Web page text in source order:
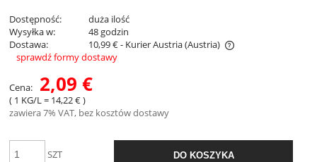
Dostępność:
duża ilość
Wysyłka w:
48 godzin
Dostawa:
10,99 €- Kurier Austria(Austria)
Cena nie zawiera ewentualnych kosztów płatności
sprawdź formy dostawy
Cena: 2,09 €
( 1 KG/L= 14,22 €)
zawiera 7% VAT, bez kosztów dostawy
SZT DO KOSZYKA